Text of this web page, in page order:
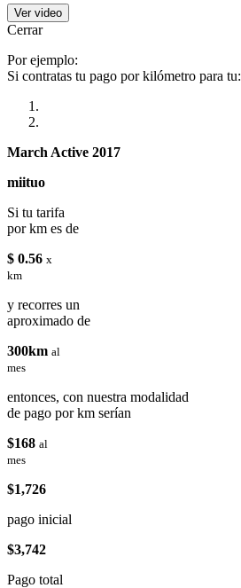
Ver video
Cerrar
Por ejemplo:
Si contratas tu pago por kilómetro para tu:
March Active 2017
miituo
Si tu tarifa
por km es de
$ 0.56 x
km
y recorres un
aproximado de
300km al
mes
entonces, con nuestra modalidad
de pago por km serían
$168 al
mes
$1,726
pago inicial
$3,742
Pago total